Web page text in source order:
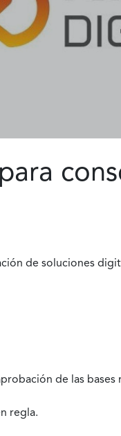
de soluciones
de las bases
regla.